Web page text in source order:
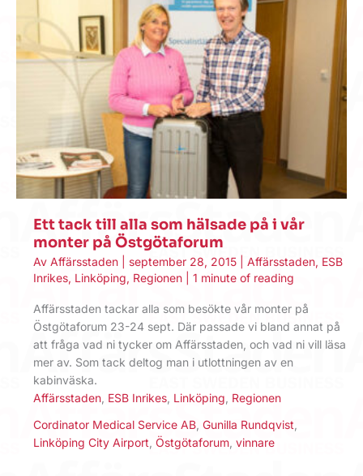
Ett tack till alla som hälsade på i vår
monter på Östgötaforum
Av Affärsstaden september 28, 2015 Affärsstaden, ESB
Inrikes, Linköping, Regionen 1 minute of reading
Affärsstaden tackar alla som besökte vår monter på
Östgötaforum 23-24 sept. Där passade vi bland annat på
att fråga vad ni tycker om Affärsstaden, och vad ni vill läsa
mer av. Som tack deltog man i utlottningen av en
kabinväska.
Affärsstaden ESB Inrikes Linköping Regionen
Cordinator Medical Service AB Gunilla Rundqvist
Linköping City Airport Östgötaforum vinnare